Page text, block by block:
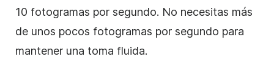
10 fotogramas por segundo. No necesitas más
de unos pocos fotogramas por segundo para
mantener una toma fluida.